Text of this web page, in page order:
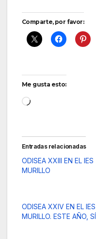
Comparte, por favor:
Me gusta esto:
Cargando...
Entradas relacionadas
ODISEA XXIII EN EL IES
MURILLO
ODISEA XXIV EN EL IES
MURILLO. ESTE AÑO,